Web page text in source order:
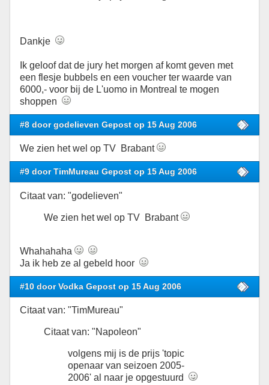
Dankje
Ik geloof dat de jury het morgen af komt geven met
een flesje bubbels en een voucher ter waarde van
6000,- voor bij de L'uomo in Montreal te mogen
shoppen
#8 door godelieven Gepost op 15 Aug 2006
We zien het wel op TV Brabant
#9 door TimMureau Gepost op 15 Aug 2006
Citaat van: "godelieven"
We zien het wel op TV Brabant
Whahahaha
Ja ik heb ze al gebeld hoor
#10 door Vodka Gepost op 15 Aug 2006
Citaat van: "TimMureau"
Citaat van: "Napoleon"
volgens mij is de prijs 'topic
openaar van seizoen 2005-
2006' al naar je opgestuurd